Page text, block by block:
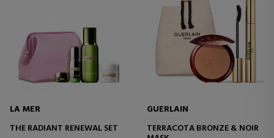
LA MER
THE RADIANT RENEWAL SET
GUERLAIN
TERRACOTA BRONZE & NOIR